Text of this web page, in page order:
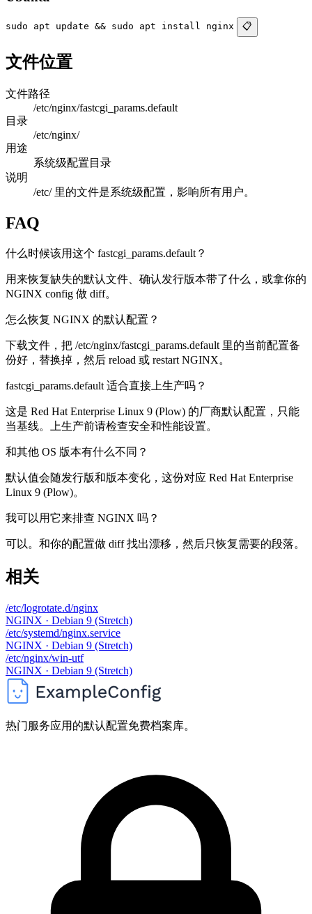
sudo apt update && sudo apt install nginx 📋
文件位置
文件路径
/etc/nginx/fastcgi_params.default
目录
/etc/nginx/
用途
系统级配置目录
说明
/etc/ 里的文件是系统级配置，影响所有用户。
FAQ
什么时候该用这个 fastcgi_params.default？
用来恢复缺失的默认文件、确认发行版本带了什么，或拿你的
NGINX config 做 diff。
怎么恢复 NGINX 的默认配置？
下载文件，把 /etc/nginx/fastcgi_params.default 里的当前配置备
份好，替换掉，然后 reload 或 restart NGINX。
fastcgi_params.default 适合直接上生产吗？
这是 Red Hat Enterprise Linux 9 (Plow) 的厂商默认配置，只能
当基线。上生产前请检查安全和性能设置。
和其他 OS 版本有什么不同？
默认值会随发行版和版本变化，这份对应 Red Hat Enterprise
Linux 9 (Plow)。
我可以用它来排查 NGINX 吗？
可以。和你的配置做 diff 找出漂移，然后只恢复需要的段落。
相关
/etc/logrotate.d/nginx
NGINX · Debian 9 (Stretch)
/etc/systemd/nginx.service
NGINX · Debian 9 (Stretch)
/etc/nginx/win-utf
NGINX · Debian 9 (Stretch)
热门服务应用的默认配置免费档案库。